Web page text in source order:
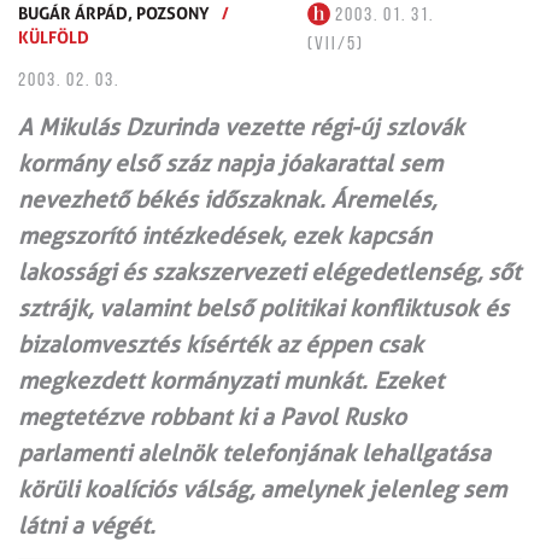
BUGÁR ÁRPÁD, POZSONY /
KÜLFÖLD
2003. 01. 31.
(VII/5)
2003. 02. 03.
A Mikulás Dzurinda vezette régi-új szlovák
kormány első száz napja jóakarattal sem
nevezhető békés időszaknak. Áremelés,
megszorító intézkedések, ezek kapcsán
lakossági és szakszervezeti elégedetlenség, sőt
sztrájk, valamint belső politikai konfliktusok és
bizalomvesztés kísérték az éppen csak
megkezdett kormányzati munkát. Ezeket
megtetézve robbant ki a Pavol Rusko
parlamenti alelnök telefonjának lehallgatása
körüli koalíciós válság, amelynek jelenleg sem
látni a végét.